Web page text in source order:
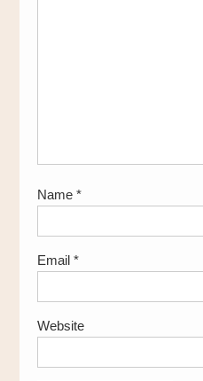
Name *
Email *
Website